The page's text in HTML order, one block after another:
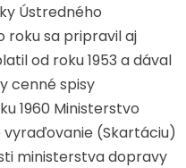
Ústredného
roku sa pripravil aj
od roku 1953 a dával
cenné spisy
1960 Ministerstvo
(Skartáciu)
ministerstva dopravy